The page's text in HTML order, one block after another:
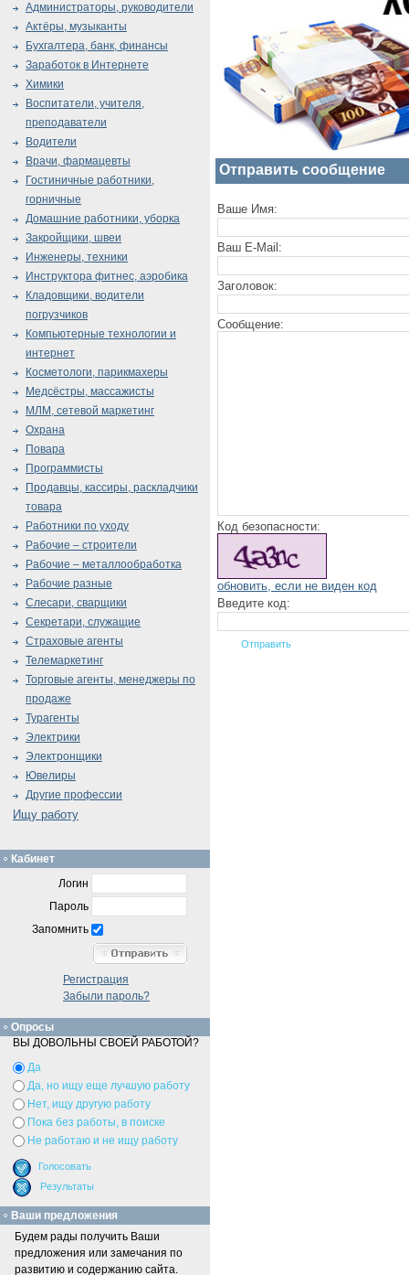
Отправить сообщение
Ваше Имя:
Ваш E-Mail:
Заголовок:
Сообщение:
Код безопасности:
обновить, если не виден код
Введите код:
Администраторы, руководители
Актёры, музыканты
Бухгалтера, банк, финансы
Заработок в Интернете
Химики
Воспитатели, учителя,
преподаватели
Водители
Врачи, фармацевты
Гостиничные работники,
горничные
Домашние работники, уборка
Закройщики, швеи
Инженеры, техники
Инструктора фитнес, аэробика
Кладовщики, водители
погрузчиков
Компьютерные технологии и
интернет
Косметологи, парикмахеры
Медсёстры, массажисты
МЛМ, сетевой маркетинг
Охрана
Повара
Программисты
Продавцы, кассиры, раскладчики
товара
Работники по уходу
Рабочие – строители
Рабочие – металлообработка
Рабочие разные
Слесари, сварщики
Секретари, служащие
Страховые агенты
Телемаркетинг
Торговые агенты, менеджеры по
продаже
Турагенты
Электрики
Электронщики
Ювелиры
Другие профессии
Ищу работу
Кабинет
Логин
Пароль
Запомнить
Регистрация
Забыли пароль?
Опросы
ВЫ ДОВОЛЬНЫ СВОЕЙ РАБОТОЙ?
Да
Да, но ищу еще лучшую работу
Нет, ищу другую работу
Пока без работы, в поиске
Не работаю и не ищу работу
Ваши предложения
Будем рады получить Ваши
предложения или замечания по
развитию и содержанию сайта.